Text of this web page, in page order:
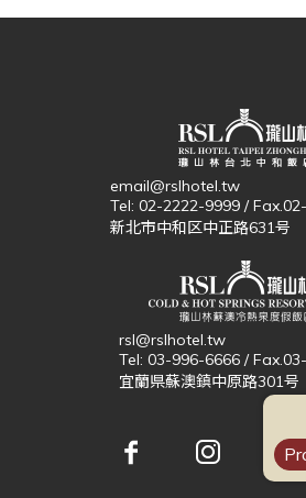
email@rslhotel.tw
Tel: 02-2222-9999 /
新北市中和区中正路631号
rsl@rslhotel.tw
Tel: 03-996-6666 /
宜蘭県蘇澳鎮中原路301号